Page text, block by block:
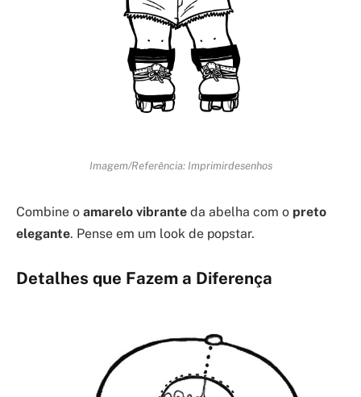
Imagem/Referência: Imprimirdesenhos
Combine o amarelo vibrante da abelha com o preto
elegante. Pense em um look de popstar.
Detalhes que Fazem a Diferença